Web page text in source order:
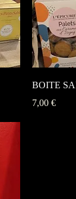
BOITE
Prix
7,00 €